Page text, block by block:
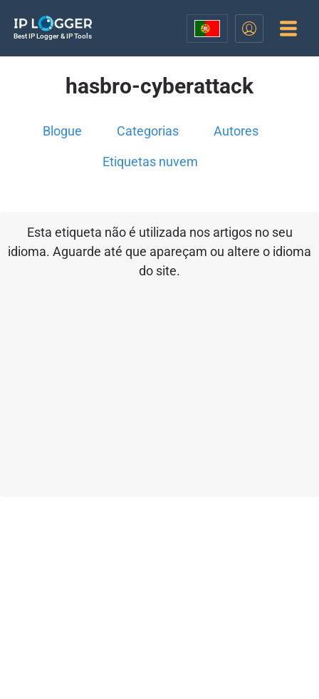
Best IP Logger & IP Tools
hasbro-cyberattack
Blogue Categorias Autores
Etiquetas nuvem